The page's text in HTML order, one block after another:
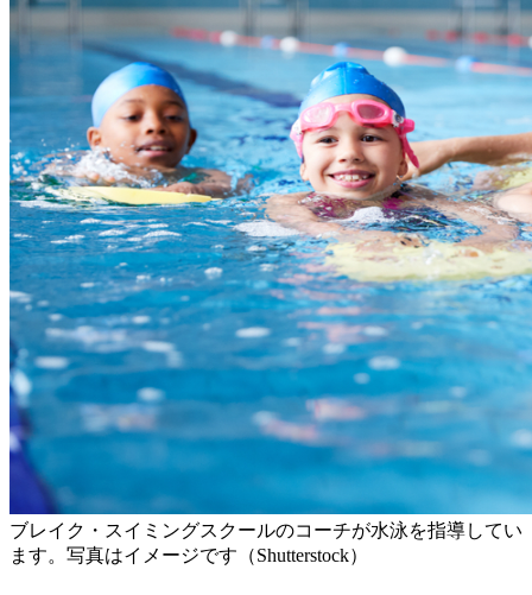
ブレイク・スイミングスクールのコーチが水泳を指導してい
ます。写真はイメージです（Shutterstock）